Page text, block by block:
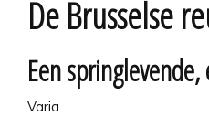
De Brusselse
Een
Varia